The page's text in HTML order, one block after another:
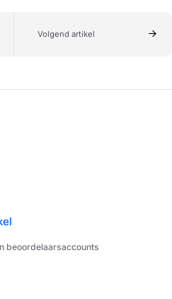
Volgend artikel
beoordelaarsaccounts